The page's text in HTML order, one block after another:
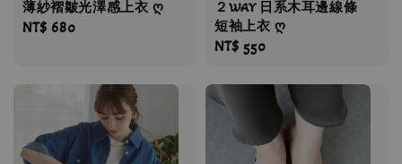
薄紗褶皺光澤感上衣 ღ
Regular
NT$ 680
２WAY 日系木耳邊線條
短袖上衣 ღ
Regular
NT$ 550